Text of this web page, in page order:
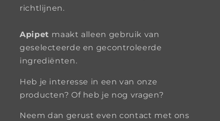
richtlijnen.
Apipet maakt alleen gebruik van
geselecteerde en gecontroleerde
ingrediënten.
Heb je interesse in een van onze
producten? Of heb je nog vragen?
Neem dan gerust even contact met ons